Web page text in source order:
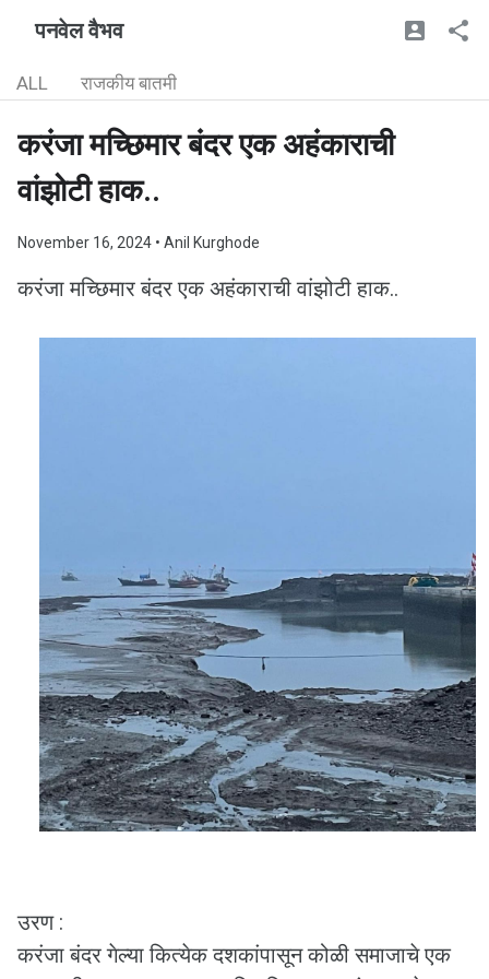
पनवेल वैभव
ALL राजकीय बातमी
करंजा मच्छिमार बंदर एक अहंकाराची
वांझोटी हाक..
November 16, 2024 • Anil Kurghode
करंजा मच्छिमार बंदर एक अहंकाराची वांझोटी हाक..
उरण :
करंजा बंदर गेल्या कित्येक दशकांपासून कोळी समाजाचे एक